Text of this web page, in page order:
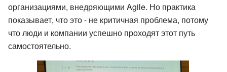
организациями, внедряющими Agile. Но практика
показывает, что это - не критичная проблема, потому
что люди и компании успешно проходят этот путь
самостоятельно.